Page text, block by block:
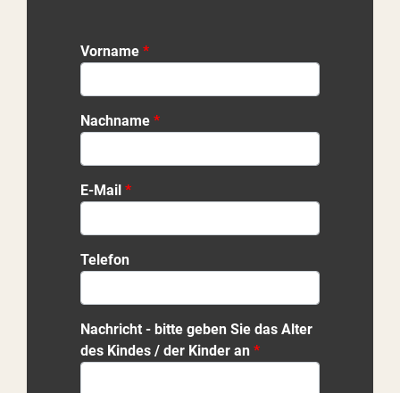
Vorname
Nachname
E-Mail
Telefon
Nachricht - bitte geben Sie das Alter
des Kindes / der Kinder an